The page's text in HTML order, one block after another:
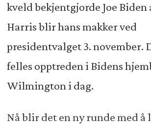
kveld bekjentgjorde Joe Biden
Harris blir hans makker ved
presidentvalget 3. november.
felles opptreden i Bidens
Wilmington i dag.
Nå blir det en ny runde med